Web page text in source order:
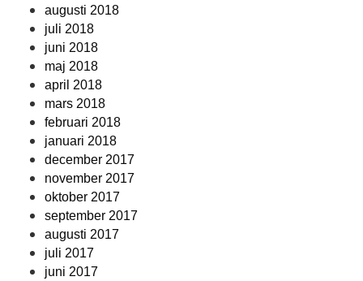
augusti 2018
juli 2018
juni 2018
maj 2018
april 2018
mars 2018
februari 2018
januari 2018
december 2017
november 2017
oktober 2017
september 2017
augusti 2017
juli 2017
juni 2017